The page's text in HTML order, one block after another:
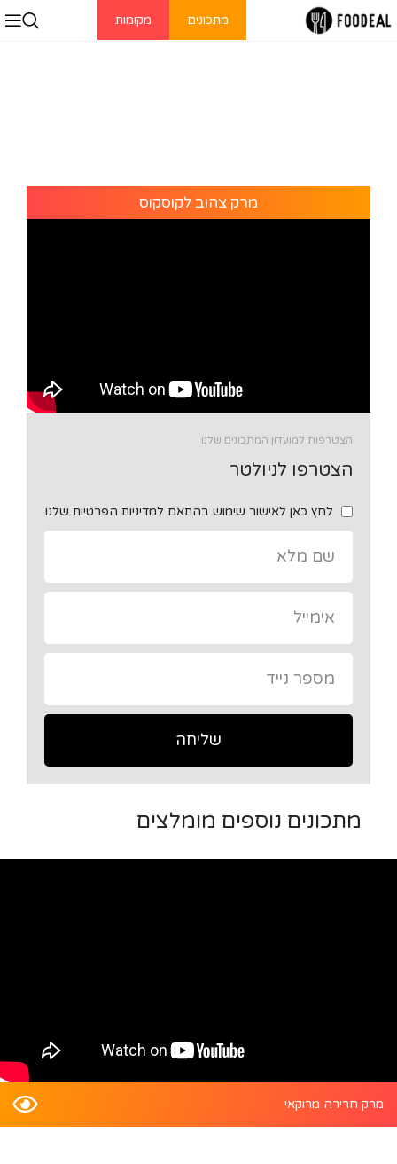
מתכונים מקומות
מרק צהוב לקוסקוס
הצטרפות למועדון המתכונים שלנו
הצטרפו לניולטר
לחץ כאן לאישור שימוש בהתאם למדיניות הפרטיות שלנו
שליחה
מתכונים נוספים מומלצים
מרק חרירה מרוקאי